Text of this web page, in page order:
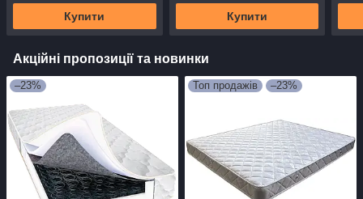
Купити Купити
Акційні пропозиції та новинки
–23% Топ продажів –23%